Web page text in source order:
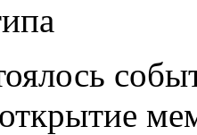
открытие